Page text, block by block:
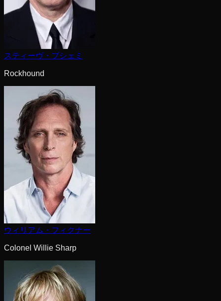
スティーヴ・ブシェミ
Rockhound
ウィリアム・フィクナー
Colonel Willie Sharp